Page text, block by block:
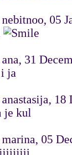
05
31
ja
18
je kul
05